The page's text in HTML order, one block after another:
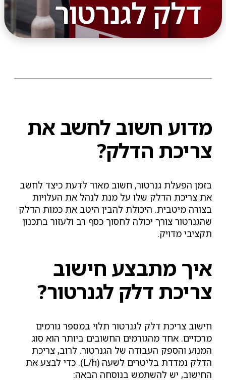
דלק לגנרטור
מדוע חשוב לחשב את
צריכת הדלק?
בזמן הפעלת גנרטור, חשוב מאוד לדעת כיצד לחשב
את צריכת הדלק שלו על מנת לנהל את העלויות
בצורה מיטבית. היכולת להבין היטב את כמות הדלק
שהגנרטור צורך יכולה לחסוך כסף רב ולעזור בתכנון
תקציבי מדויק.
איך מתבצע חישוב
צריכת דלק לגנרטור?
חישוב צריכת דלק לגנרטור תלוי במספר גורמים
מרכזיים. אחד מהגורמים החשובים ביותר הוא סוג
המנוע והספק העבודה של הגנרטור. לרוב, צריכת
הדלק נמדדת בליטרים לשעה (L/h). כדי לבצע את
החישוב, יש להשתמש בנוסחה הבאה: